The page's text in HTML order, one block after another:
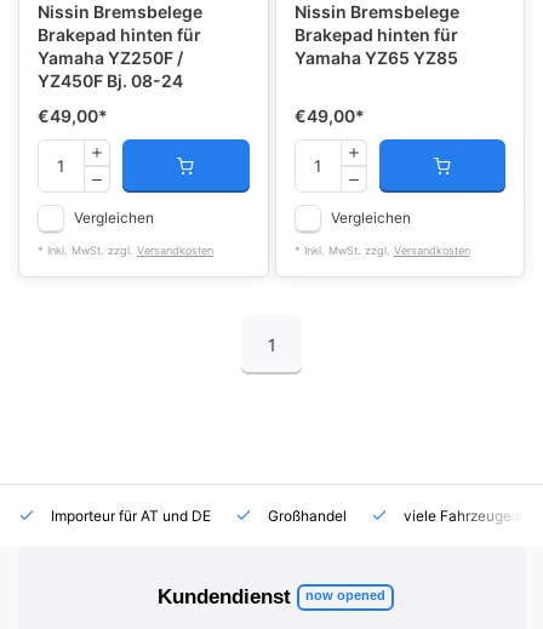
Nissin Bremsbelege
Brakepad hinten für
Yamaha YZ250F /
YZ450F Bj. 08-24
€49,00*
Vergleichen
* Inkl. MwSt. zzgl. Versandkosten
Nissin Bremsbelege
Brakepad hinten für
Yamaha YZ65 YZ85
€49,00*
Vergleichen
* Inkl. MwSt. zzgl. Versandkosten
1
Importeur für AT und DE Großhandel viele Fahrzeuge auf
Kundendienst now opened